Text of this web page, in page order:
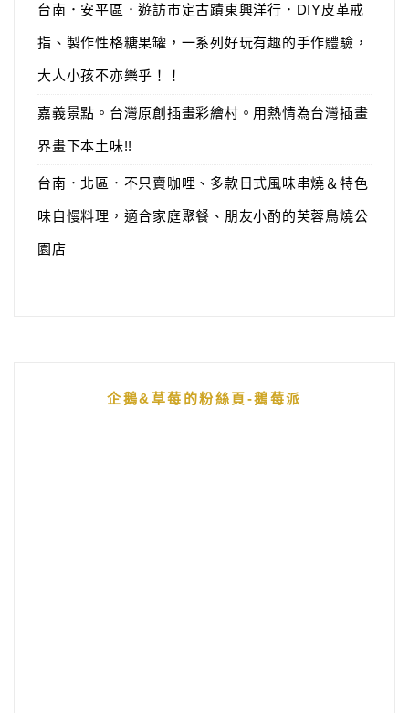
台南．安平區．遊訪市定古蹟東興洋行．DIY皮革戒
指、製作性格糖果罐，一系列好玩有趣的手作體驗，
大人小孩不亦樂乎！！
嘉義景點。台灣原創插畫彩繪村。用熱情為台灣插畫
界畫下本土味!!
台南．北區．不只賣咖哩、多款日式風味串燒＆特色
味自慢料理，適合家庭聚餐、朋友小酌的芙蓉鳥燒公
園店
企鵝&草莓的粉絲頁-鵝莓派